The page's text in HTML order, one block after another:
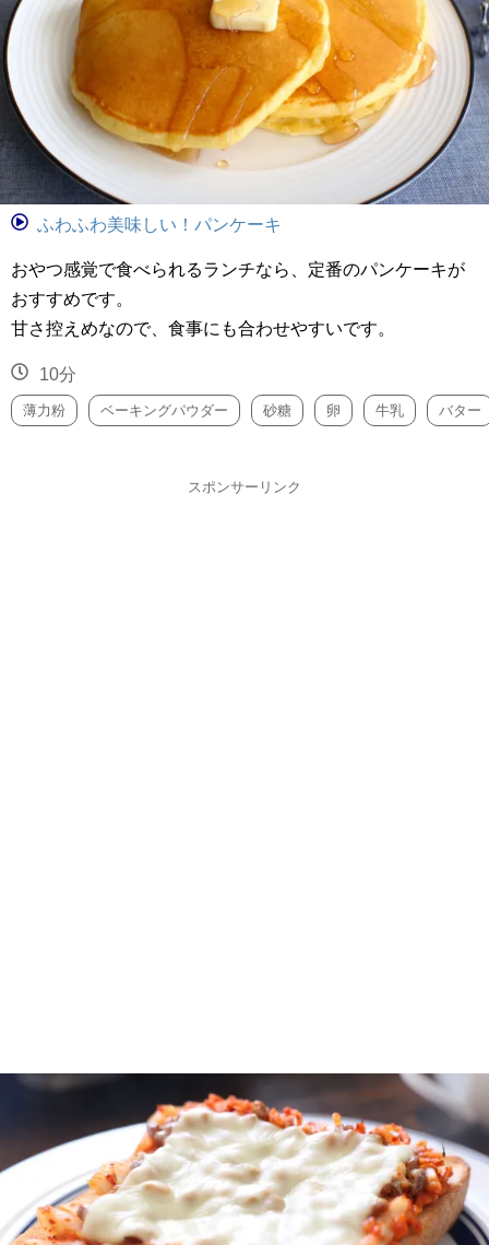
ふわふわ美味しい！パンケーキ
おやつ感覚で食べられるランチなら、定番のパンケーキが
おすすめです。
甘さ控えめなので、食事にも合わせやすいです。
10分
薄力粉 ベーキングパウダー 砂糖 卵 牛乳 バター
スポンサーリンク